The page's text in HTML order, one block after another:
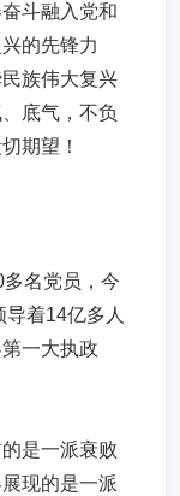
斗融入党和
的先锋力
族伟大复兴
底气，不负
期望！
名党员，今
着14亿多人
一大执政
是一派衰败
现的是一派